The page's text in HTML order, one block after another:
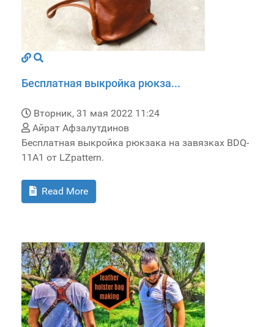
Бесплатная выкройка рюкза...
Вторник, 31 мая 2022 11:24
Айрат Афзалутдинов
Бесплатная выкройка рюкзака на завязках BDQ-
11A1 от LZpattern.
Read More